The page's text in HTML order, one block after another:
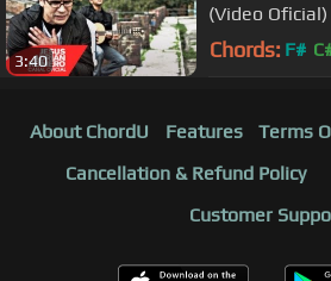
3:40
(Video Oficial)
Chords: F#
About ChordU Features Terms
Cancellation & Refund Policy
Customer